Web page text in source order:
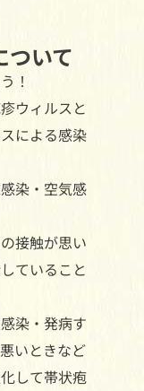
ついて
！
ウィルスと
による感染
染・空気感
接触が思い
ていること
染・発病す
いときなど
して帯状疱